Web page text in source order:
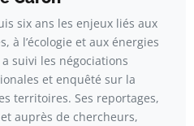
six ans les enjeux liés aux
à l’écologie et aux énergies
suivi les négociations
et enquêté sur la
territoires. Ses reportages,
auprès de chercheurs,